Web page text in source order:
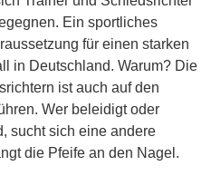
Ein sportliches
für einen starken
in Deutschland. Warum? Die
ist auch auf den
Wer beleidigt oder
sucht sich eine andere
die Pfeife an den Nagel.